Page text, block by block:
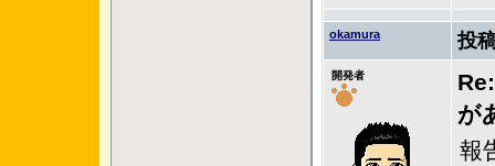
okamura 投
開発者
が
報